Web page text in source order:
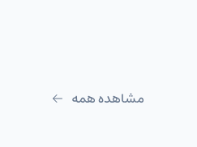
مشاهده همه